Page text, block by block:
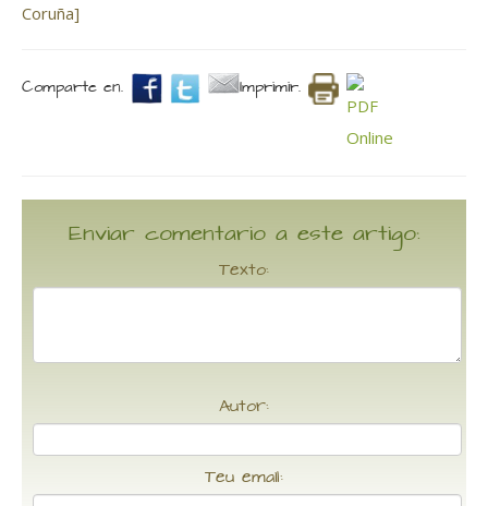
Coruña]
Comparte en. Imprimir.
Enviar comentario a este artigo:
Texto:
Autor:
Teu email: